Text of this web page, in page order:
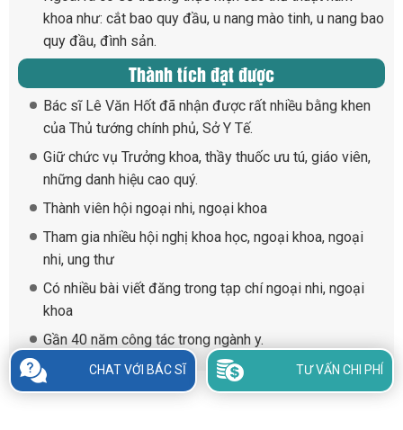
khoa như: cắt bao quy đầu, u nang mào tinh, u nang bao
quy đầu, đình sản.
Thành tích đạt được
Bác sĩ Lê Văn Hốt đã nhận được rất nhiều bằng khen
của Thủ tướng chính phủ, Sở Y Tế.
Giữ chức vụ Trưởng khoa, thầy thuốc ưu tú, giáo viên,
những danh hiệu cao quý.
Thành viên hội ngoại nhi, ngoại khoa
Tham gia nhiều hội nghị khoa học, ngoại khoa, ngoại
nhi, ung thư
Có nhiều bài viết đăng trong tạp chí ngoại nhi, ngoại
khoa
Gần 40 năm công tác trong ngành y.
CHAT VỚI BÁC SĨ TƯ VẤN CHI PHÍ